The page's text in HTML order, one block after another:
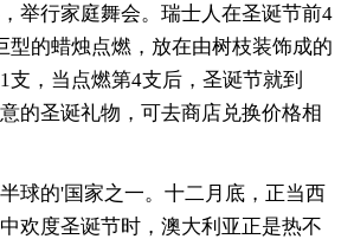
举行家庭舞会。瑞士人在圣诞节前4
型的蜡烛点燃，放在由树枝装饰成的
支，当点燃第4支后，圣诞节就到
的圣诞礼物，可去商店兑换价格相
的'国家之一。十二月底，正当西
欢度圣诞节时，澳大利亚正是热不